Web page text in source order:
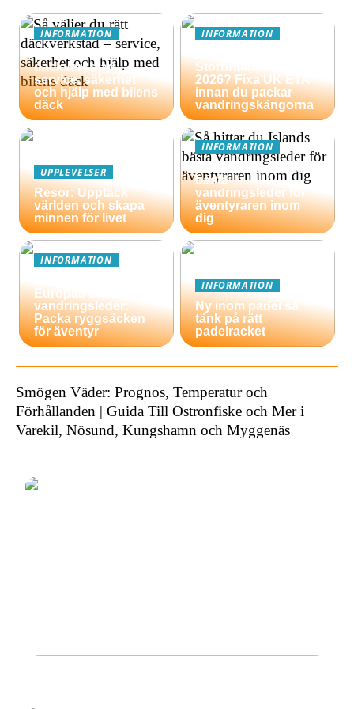
INFORMATION
Så väljer du rätt
däckverkstad –
service, säkerhet
och hjälp med bilens
däck
INFORMATION
Storbritannien
2026? Fixa UK ETA
innan du packar
vandringskängorna
UPPLEVELSER
Resor: Upptäck
världen och skapa
minnen för livet
INFORMATION
Så hittar du Islands
bästa
vandringsleder för
äventyraren inom
dig
INFORMATION
Europas bästa
vandringsleder:
Packa ryggsäcken
för äventyr
INFORMATION
Ny inom padel så
tänk på rätt
padelracket
Smögen Väder: Prognos, Temperatur och
Förhållanden | Guida Till Ostronfiske och Mer i
Varekil, Nösund, Kungshamn och Myggenäs